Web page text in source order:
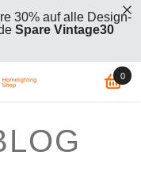
30% auf alle Design-
Spare Vintage30
Aktionsartikel – der
kostenlos mit Code
30% auf alle Design-
Spare Vintage30
00